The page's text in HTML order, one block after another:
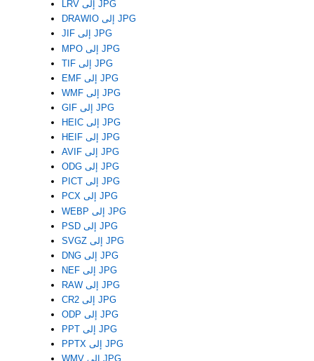
LRV إلى JPG
DRAWIO إلى JPG
JIF إلى JPG
MPO إلى JPG
TIF إلى JPG
EMF إلى JPG
WMF إلى JPG
GIF إلى JPG
HEIC إلى JPG
HEIF إلى JPG
AVIF إلى JPG
ODG إلى JPG
PICT إلى JPG
PCX إلى JPG
WEBP إلى JPG
PSD إلى JPG
SVGZ إلى JPG
DNG إلى JPG
NEF إلى JPG
RAW إلى JPG
CR2 إلى JPG
ODP إلى JPG
PPT إلى JPG
PPTX إلى JPG
WMV إلى JPG